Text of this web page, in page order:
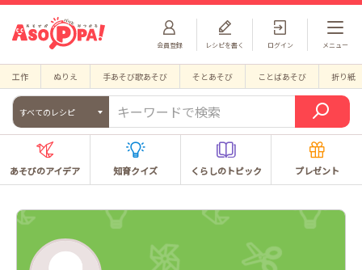
会員登録 ログイン
レシピを書く メニュー
工作 ぬりえ 手あそび歌あそび そとあそび ことばあそび 折り紙
すべてのレシピ
あそびのアイデア 知育クイズ くらしのトピック プレゼント